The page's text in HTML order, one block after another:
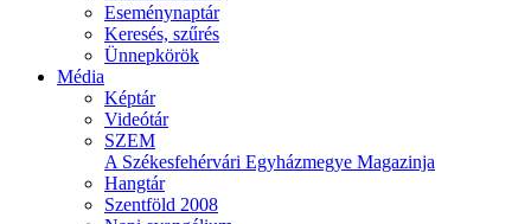
Eseménynaptár
Keresés, szűrés
Ünnepkörök
Média
Képtár
Videótár
SZEM
A Székesfehérvári Egyházmegye Magazinja
Hangtár
Szentföld 2008